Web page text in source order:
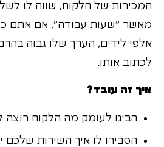
המכירות של הלקוח, שווה לו
מאשר "שעות עבודה". אם אתם
אלפי לידים, הערך שלו גבוה
לכתוב אותו.
איך זה עובד?
הבינו לעומק מה הלקוח רוצה
הסבירו לו איך השירות שלכם